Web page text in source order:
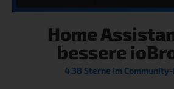
Home
bessere
4.38 Sterne im